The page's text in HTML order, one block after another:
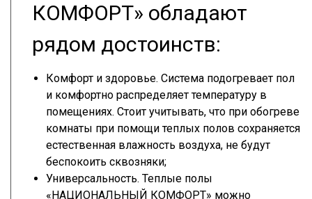
КОМФОРТ» обладают
рядом достоинств:
Комфорт и здоровье. Система подогревает пол
и комфортно распределяет температуру в
помещениях. Стоит учитывать, что при обогреве
комнаты при помощи теплых полов сохраняется
естественная влажность воздуха, не будут
беспокоить сквозняки;
Универсальность. Теплые полы
«НАЦИОНАЛЬНЫЙ КОМФОРТ» можно